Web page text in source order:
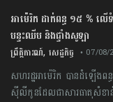
អាម៉េរិក ដាក់ពន្ធ ១៥ %
បន្ទះឈីប និងផ្ទាំងសូឡា
ព្រឹត្តិការណ៍, សេដ្ឋកិច្ច • 07/08/
សហរដ្ឋអាម៉េរិក បានដំឡ
ស៊ីលីកូនដែលជាសារធាតុសំខា